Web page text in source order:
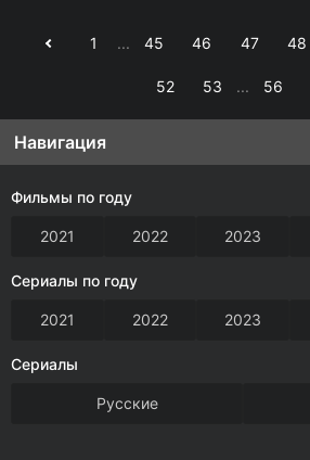
1 ... 45 46 47 48
52 53 ... 56
Навигация
Фильмы по году
2021 2022 2023
Сериалы по году
2021 2022 2023
Сериалы
Русские